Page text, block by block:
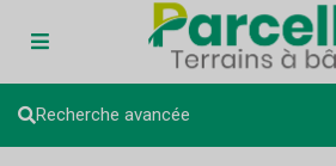
Recherche avancée